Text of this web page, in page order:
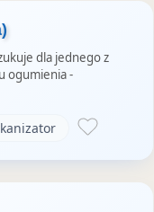
dla jednego z
ogumienia -